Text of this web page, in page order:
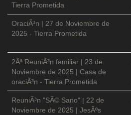
Tierra Prometida
OraciÃ³n | 27 de Noviembre de
2025 - Tierra Prometida
2Âª ReuniÃ³n familiar | 23 de
Noviembre de 2025 | Casa de
oraciÃ³n - Tierra Prometida
ReuniÃ³n "SÃ© Sano" | 22 de
Noviembre de 2025 | JesÃºs